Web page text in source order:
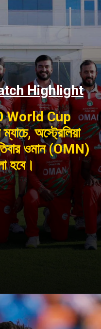
Highlight
World Cup
অস্ট্রেলিয়া
ওমান (OMN)
হবে।